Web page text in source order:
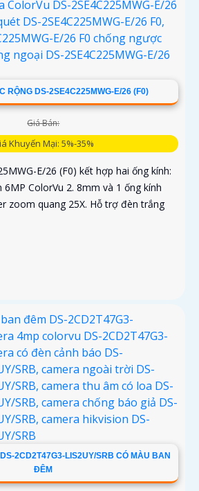
RỘNG DS-2SE4C225MWG-E/26 (F0)
Giá Bán:
Khuyến Mại: 5%-35%
E/26 (F0) kết hợp hai ống kính:
6MP ColorVu 2. 8mm và 1 ống kính
zoom quang 25X. Hỗ trợ đèn trắng
2CD2T47G3-LIS2UY/SRB CÓ MÀU BAN
ĐÊM